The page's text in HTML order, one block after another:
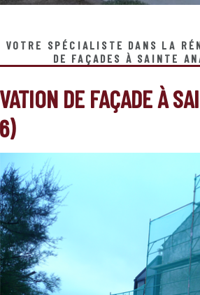
SPÉCIALISTE DANS LA
DE FAÇADES À SAINTE
DE FAÇADE À